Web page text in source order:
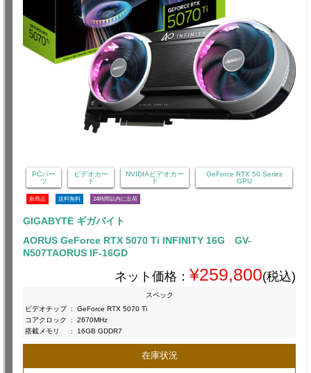
PCパー
ツ
ビデオカー
ド
NVIDIAビデオカー
ド
GeForce RTX 50 Series
GPU
新商品 送料無料 24時間以内に出荷
GIGABYTE ギガバイト
AORUS GeForce RTX 5070 Ti INFINITY 16G GV-
N507TAORUS IF-16GD
ネット価格： ¥259,800(税込)
スペック
ビデオチップ :
GeForce RTX 5070 Ti
コアクロック
:
2670MHz
搭載メモリ
: 16GB GDDR7
在庫状況